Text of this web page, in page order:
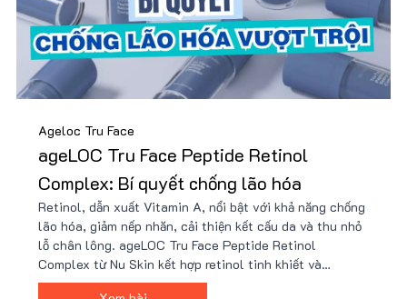
Ageloc Tru Face
ageLOC Tru Face Peptide Retinol
Complex: Bí quyết chống lão hóa
Retinol, dẫn xuất Vitamin A, nổi bật với khả năng chống
lão hóa, giảm nếp nhăn, cải thiện kết cấu da và thu nhỏ
lỗ chân lông. ageLOC Tru Face Peptide Retinol
Complex từ Nu Skin kết hợp retinol tinh khiết và
peptide tiên tiến, mang lại hiệu quả vượt trội mà không